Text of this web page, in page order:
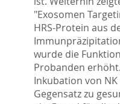
"Exosomen
HRS-Protein aus
wurde die
Probanden
Inkubation von
Gegensatz zu